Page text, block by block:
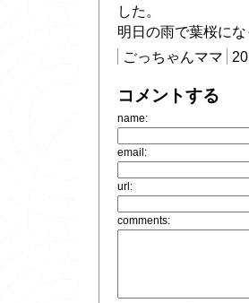
した。
明日の雨で葉桜に
ごっちゃんママ
コメントする
name:
email:
url:
comments: